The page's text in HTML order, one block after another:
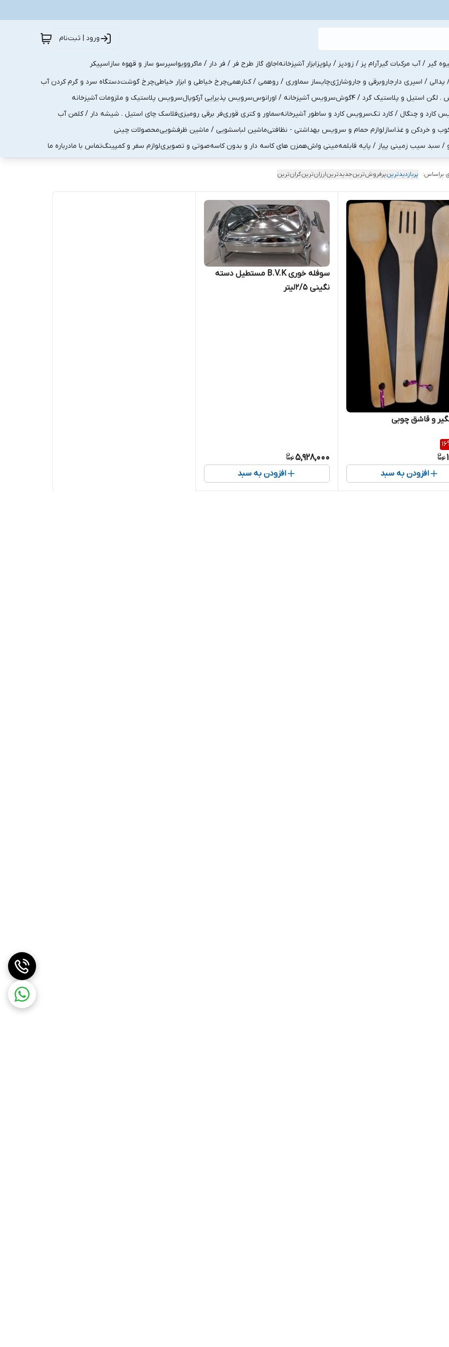
ورود | ثبت‌نام
گیر / آب مرکبات گیرآرام پز / زودپز / پلوپزابزار آشپزخانهاجاق گاز طرح فر / فر دار / ماکروویواسپرسو ساز و قهوه سازاسپیکر
/ اسپری دارجاروبرقی و جاروشارژیچایساز سماوری / روهمی / کنارهمیچرخ خیاطی و ابزار خیاطیچرخ گوشتدستگاه سرد و گرم کردن آب
استیل و پلاستیک گرد / 4گوش سرویس آشپزخانه / اورانوسسرویس پذیرایی آرکوپالسرویس پلاستیک و ملزومات آشپزخانه
کارد و چنگال / کارد تکسرویس کارد و ساطور آشپرخانهسماور و کتری قوریفر برقی رومیزیفلاسک چای استیل . شیشه دار / کلمن آب
و خردکن و غذاسازلوازم حمام و سرویس بهداشتی - نظافتیماشین لباسشویی / ماشین ظرفشوییمحصولات چینی
/ سبد سیب زمینی پیاز / پایه قابلمهمینی واشهمزن های کاسه دار و بدون کاسهصوتی و تصویریلوازم سفر و کمپینگتماس با مادرباره ما
براساس: پربازدیدترینپرفروش‌ترینجدیدترینارزان‌ترینگران‌ترین
و قاشق چوبی
16
افزودن به سبد
سوفله خوری B.V.K مستطیل دسته
نگینی ۲/۵لیتر
5,928,000
افزودن به سبد